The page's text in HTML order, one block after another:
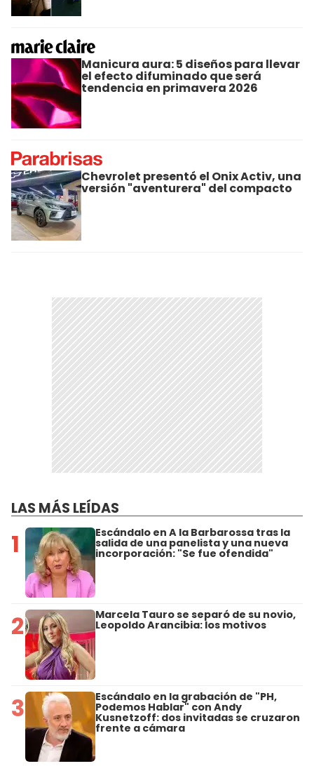
Manicura aura: 5 diseños para llevar
el efecto difuminado que será
tendencia en primavera 2026
Chevrolet presentó el Onix Activ, una
versión "aventurera" del compacto
LAS MÁS LEÍDAS
1 Escándalo en A la Barbarossa tras la
salida de una panelista y una nueva
incorporación: "Se fue ofendida"
2 Marcela Tauro se separó de su novio,
Leopoldo Arancibia: los motivos
3 Escándalo en la grabación de "PH,
Podemos Hablar" con Andy
Kusnetzoff: dos invitadas se cruzaron
frente a cámara